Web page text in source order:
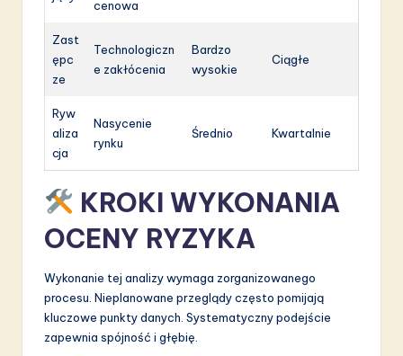
cenowa
Zast
ępc
ze
Technologiczn
e zakłócenia
Bardzo
wysokie
Ciągłe
Ryw
aliza
cja
Nasycenie
rynku
Średnio Kwartalnie
KROKI WYKONANIA
OCENY RYZYKA
Wykonanie tej analizy wymaga zorganizowanego
procesu. Nieplanowane przeglądy często pomijają
kluczowe punkty danych. Systematyczny podejście
zapewnia spójność i głębię.